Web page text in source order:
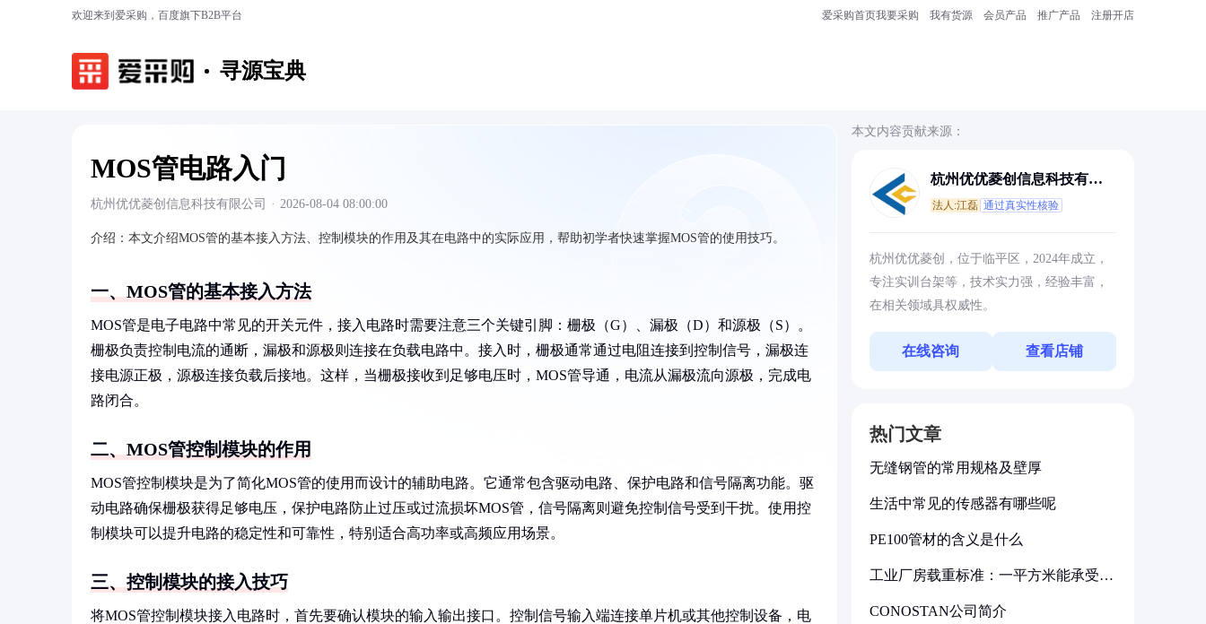
欢迎来到爱采购，百度旗下B2B平台 爱采购首页我要采购 我有货源 会员产品 推广产品 注册开店
寻源宝典
MOS管电路入门
杭州优优菱创信息科技有限公司 · 2026-08-04 08:00:00
介绍： 本文介绍MOS管的基本接入方法、控制模块的作用及其在电路中的实际应用，帮助初学者快速掌握MOS管的使用技巧。
一、MOS管的基本接入方法
MOS管是电子电路中常见的开关元件，接入电路时需要注意三个关键引脚：栅极（G）、漏极（D）和源极（S）。
栅极负责控制电流的通断，漏极和源极则连接在负载电路中。接入时，栅极通常通过电阻连接到控制信号，漏极连
接电源正极，源极连接负载后接地。这样，当栅极接收到足够电压时，MOS管导通，电流从漏极流向源极，完成电
路闭合。
二、MOS管控制模块的作用
MOS管控制模块是为了简化MOS管的使用而设计的辅助电路。它通常包含驱动电路、保护电路和信号隔离功能。驱
动电路确保栅极获得足够电压，保护电路防止过压或过流损坏MOS管，信号隔离则避免控制信号受到干扰。使用控
制模块可以提升电路的稳定性和可靠性，特别适合高功率或高频应用场景。
三、控制模块的接入技巧
将MOS管控制模块接入电路时，首先要确认模块的输入输出接口。控制信号输入端连接单片机或其他控制设备，电
本文内容贡献来源：
杭州优优菱创信息科技有限
法人:江磊 通过真实性核验
杭州优优菱创，位于临平区，2024年成立，
专注实训台架等，技术实力强，经验丰富，
在相关领域具权威性。
在线咨询 查看店铺
热门文章
无缝钢管的常用规格及壁厚
生活中常见的传感器有哪些呢
PE100管材的含义是什么
工业厂房载重标准：一平方米能承受多
CONOSTAN公司简介